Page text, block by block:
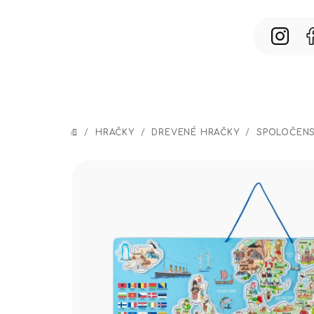
DOMOV
/ HRAČKY / DREVENÉ HRAČKY /